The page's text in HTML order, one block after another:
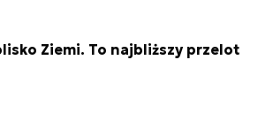
Ziemi. To najbliższy przelot